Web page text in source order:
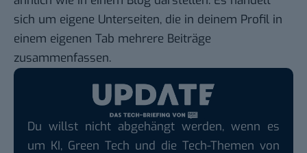
sich um eigene Unterseiten, die in deinem Profil in
einem eigenen Tab mehrere Beiträge
zusammenfassen.
Du willst nicht abgehängt werden, wenn es
um KI, Green Tech und die Tech-Themen von